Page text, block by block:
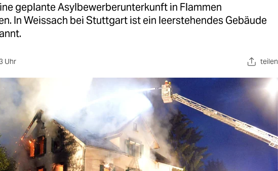
geplante Asylbewerberunterkunft in Flammen
In Weissach bei Stuttgart ist ein leerstehendes Gebäude
Uhr teilen